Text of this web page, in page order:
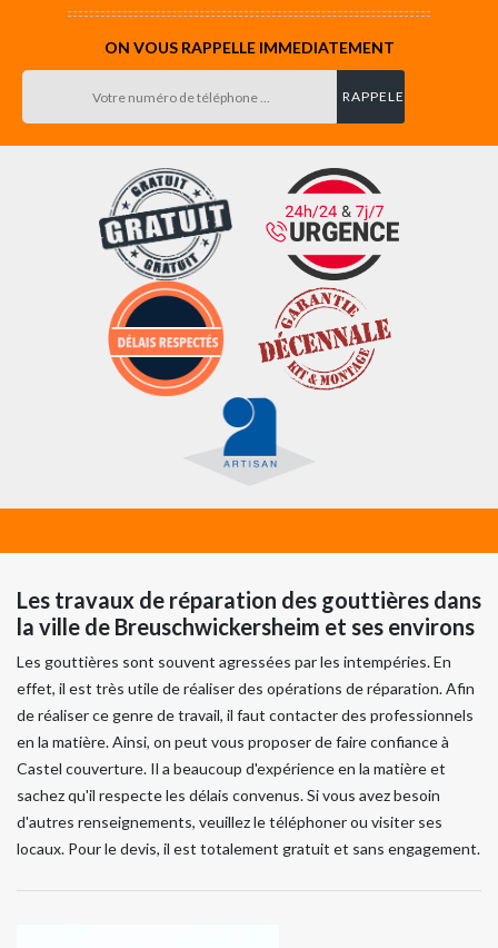
ON VOUS RAPPELLE IMMEDIATEMENT
Les travaux de réparation des gouttières dans
la ville de Breuschwickersheim et ses environs
Les gouttières sont souvent agressées par les intempéries. En
effet, il est très utile de réaliser des opérations de réparation. Afin
de réaliser ce genre de travail, il faut contacter des professionnels
en la matière. Ainsi, on peut vous proposer de faire confiance à
Castel couverture. Il a beaucoup d'expérience en la matière et
sachez qu'il respecte les délais convenus. Si vous avez besoin
d'autres renseignements, veuillez le téléphoner ou visiter ses
locaux. Pour le devis, il est totalement gratuit et sans engagement.